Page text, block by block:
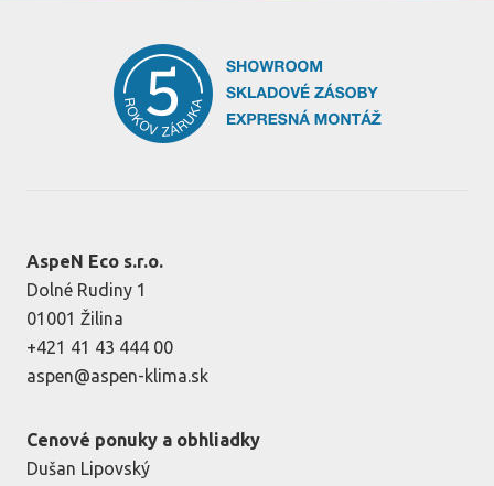
AspeN Eco s.r.o.
Dolné Rudiny 1
01001 Žilina
+421 41 43 444 00
aspen@aspen-klima.sk
Cenové ponuky a obhliadky
Dušan Lipovský